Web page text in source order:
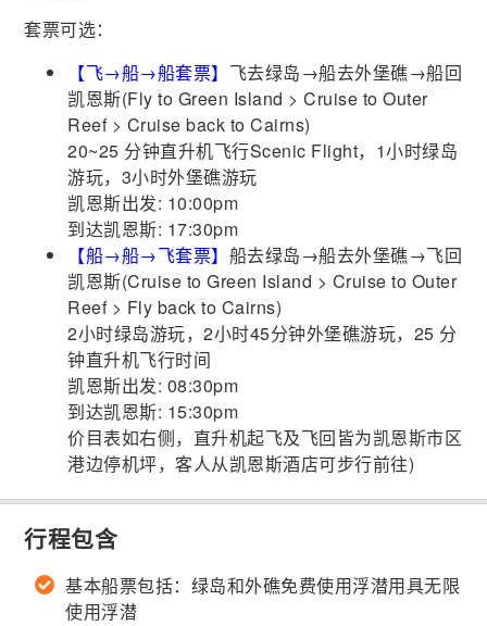
套票可选：
【飞→船→船套票】 飞去绿岛→船去外堡礁→船回
凯恩斯(Fly to Green Island > Cruise to Outer
Reef > Cruise back to Cairns)
20~25 分钟直升机飞行Scenic Flight，1小时绿岛
游玩，3小时外堡礁游玩
凯恩斯出发: 10:00pm
到达凯恩斯: 17:30pm
【船→船→飞套票】 船去绿岛→船去外堡礁→飞回
凯恩斯(Cruise to Green Island > Cruise to Outer
Reef > Fly back to Cairns)
2小时绿岛游玩，2小时45分钟外堡礁游玩，25 分
钟直升机飞行时间
凯恩斯出发: 08:30pm
到达凯恩斯: 15:30pm
价目表如右侧，直升机起飞及飞回皆为凯恩斯市区
港边停机坪，客人从凯恩斯酒店可步行前往)
行程包含
基本船票包括：绿岛和外礁免费使用浮潜用具无限
使用浮潜